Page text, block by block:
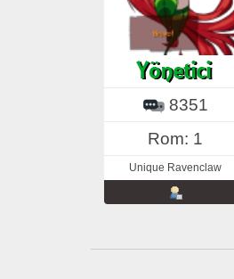
8351
Rom: 1
Unique Ravenclaw